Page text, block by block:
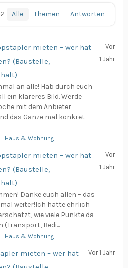
Alle Themen Antworten
mieten – wer hat
(Baustelle,
an alle! Hab durch euch
ein klareres Bild. Werde
mit dem Anbieter
das Ganze mal konkret
Vor
1 Jahr
Haus & Wohnung
mieten – wer hat
(Baustelle,
Danke euch allen – das
weiter!Ich hatte ehrlich
wie viele Punkte da
(Transport, Bedi...
Vor
1 Jahr
Haus & Wohnung
mieten – wer hat
Vor 1 Jahr